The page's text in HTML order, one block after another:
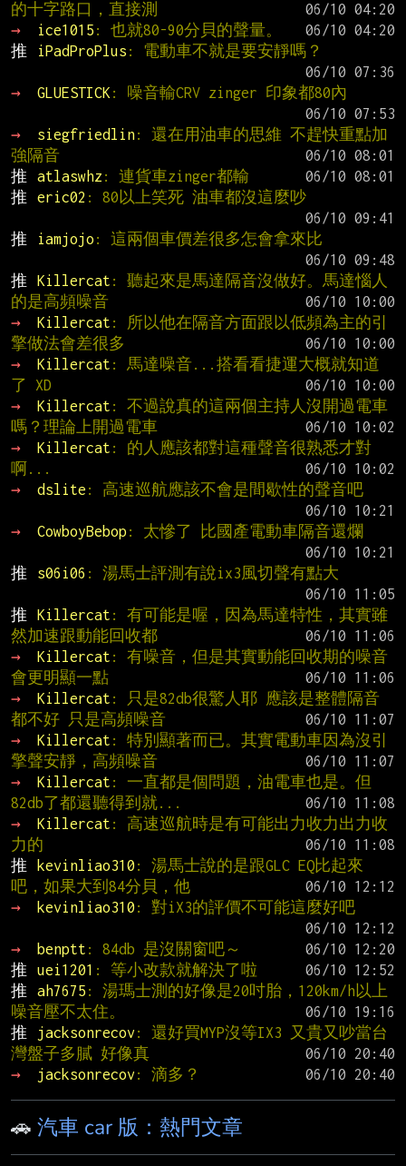
的十字路口，直接測
→
ice1015 : 也就80-90分貝的聲量。
推
iPadProPlus : 電動車不就是要安靜嗎？
→
GLUESTICK : 噪音輸CRV zinger 印象都80內
→
siegfriedlin: 還在用油車的思維 不趕快重點加
強隔音
推
atlaswhz : 連貨車zinger都輸
推
eric02 : 80以上笑死 油車都沒這麼吵
推
iamjojo : 這兩個車價差很多怎會拿來比
推
Killercat : 聽起來是馬達隔音沒做好。馬達惱人
的是高頻噪音
→
Killercat : 所以他在隔音方面跟以低頻為主的引
擎做法會差很多
→
Killercat : 馬達噪音...搭看看捷運大概就知道
了 XD
→
Killercat : 不過說真的這兩個主持人沒開過電車
嗎？理論上開過電車
→
Killercat : 的人應該都對這種聲音很熟悉才對
啊...
→
dslite : 高速巡航應該不會是間歇性的聲音吧
→
CowboyBebop : 太慘了 比國產電動車隔音還爛
推
s06i06 : 湯馬士評測有說ix3風切聲有點大
推
Killercat : 有可能是喔，因為馬達特性，其實雖
然加速跟動能回收都
→
Killercat : 有噪音，但是其實動能回收期的噪音
會更明顯一點
→
Killercat : 只是82db很驚人耶 應該是整體隔音
都不好 只是高頻噪音
→
Killercat : 特別顯著而已。其實電動車因為沒引
擎聲安靜，高頻噪音
→
Killercat : 一直都是個問題，油電車也是。但
82db了都還聽得到就...
→
Killercat : 高速巡航時是有可能出力收力出力收
力的
推
kevinliao310 : 湯馬士說的是跟GLC EQ比起來
吧，如果大到84分貝，他
→
kevinliao310 : 對iX3的評價不可能這麼好吧
→
benptt : 84db 是沒關窗吧～
推
uei1201 : 等小改款就解決了啦
推
ah7675 : 湯瑪士測的好像是20吋胎，120km/h以上
噪音壓不太住。
推
jacksonrecov : 還好買MYP沒等IX3 又貴又吵當台
灣盤子多膩 好像真
→
jacksonrecov : 滴多？
🚗 汽車 car 版：熱門文章